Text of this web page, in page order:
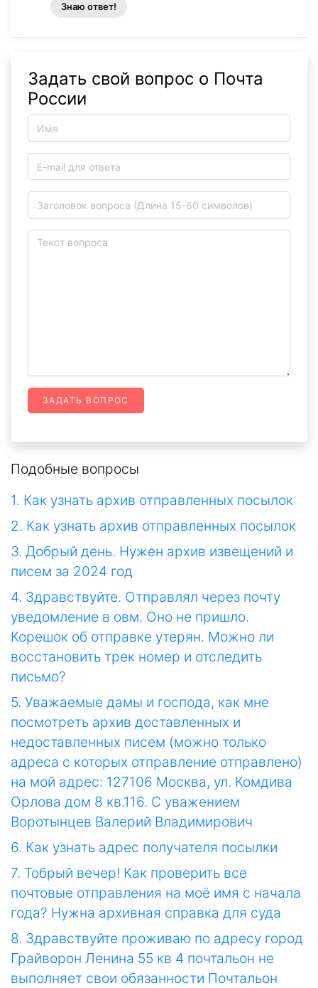
Знаю ответ!
Задать свой вопрос о Почта
России
ЗАДАТЬ ВОПРОС
Подобные вопросы
1. Как узнать архив отправленных посылок
2. Как узнать архив отправленных посылок
3. Добрый день. Нужен архив извещений и
писем за 2024 год
4. Здравствуйте. Отправлял через почту
уведомление в овм. Оно не пришло.
Корешок об отправке утерян. Можно ли
восстановить трек номер и отследить
письмо?
5. Уважаемые дамы и господа, как мне
посмотреть архив доставленных и
недоставленных писем (можно только
адреса с которых отправление отправлено)
на мой адрес: 127106 Москва, ул. Комдива
Орлова дом 8 кв.116. С уважением
Воротынцев Валерий Владимирович
6. Как узнать адрес получателя посылки
7. Тобрый вечер! Как проверить все
почтовые отправления на моё имя с начала
года? Нужна архивная справка для суда
8. Здравствуйте проживаю по адресу город
Грайворон Ленина 55 кв 4 почтальон не
выполняет свои обязанности Почтальон